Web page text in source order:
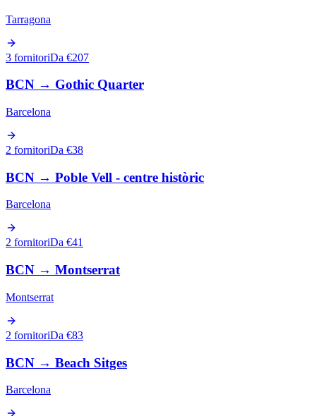
Tarragona
3 fornitoriDa €207
BCN → Gothic Quarter
Barcelona
2 fornitoriDa €38
BCN → Poble Vell - centre històric
Barcelona
2 fornitoriDa €41
BCN → Montserrat
Montserrat
2 fornitoriDa €83
BCN → Beach Sitges
Barcelona